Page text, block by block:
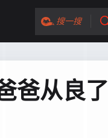
搜一搜
爸从良了